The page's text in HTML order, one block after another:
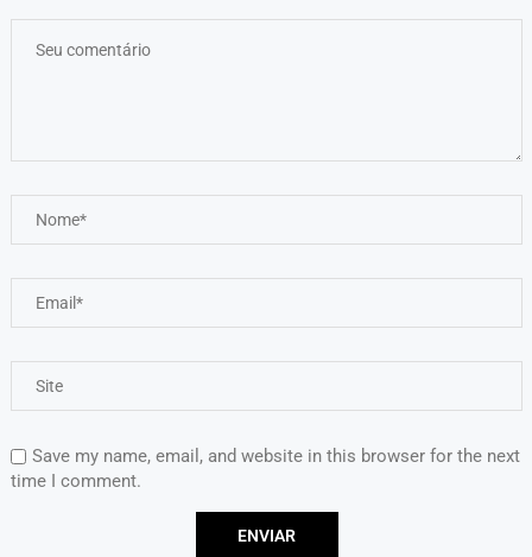
Save my name, email, and website in this browser for the next
time I comment.